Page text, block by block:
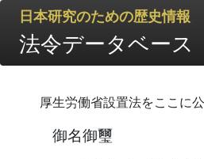
日本研究のための歴史情報
法令データベース
厚生労働省設置法をここに公
御名御璽